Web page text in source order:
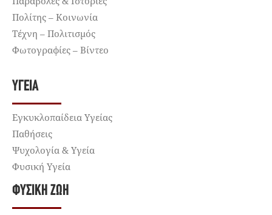
Πολίτης – Κοινωνία
Τέχνη – Πολιτισμός
Φωτογραφίες – Βίντεο
ΥΓΕΊΑ
Εγκυκλοπαίδεια Υγείας
Παθήσεις
Ψυχολογία & Υγεία
Φυσική Υγεία
ΦΥΣΙΚΉ ΖΩΉ